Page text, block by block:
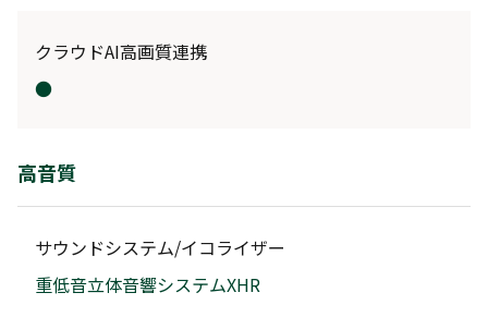
クラウドAI高画質連携
●
高音質
サウンドシステム/イコライザー
重低音立体音響システムXHR